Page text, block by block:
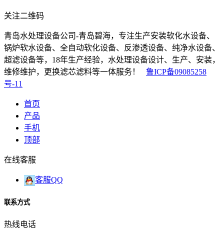
关注二维码
青岛水处理设备公司-青岛碧海，专注生产安装软化水设备、
锅炉软水设备、全自动软化设备、反渗透设备、纯净水设备、
超滤设备等，18年生产经验，水处理设备设计、生产、安装，
维修维护，更换滤芯滤料等一体服务！ 鲁ICP备09085258
号-11
首页
产品
手机
顶部
在线客服
客服QQ
联系方式
热线电话